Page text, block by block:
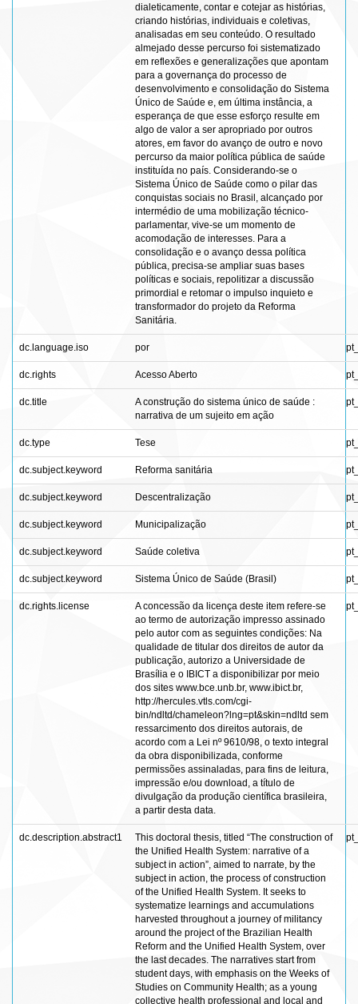
dialeticamente, contar e cotejar as histórias,
criando histórias, individuais e coletivas,
analisadas em seu conteúdo. O resultado
almejado desse percurso foi sistematizado
em reflexões e generalizações que apontam
para a governança do processo de
desenvolvimento e consolidação do Sistema
Único de Saúde e, em última instância, a
esperança de que esse esforço resulte em
algo de valor a ser apropriado por outros
atores, em favor do avanço de outro e novo
percurso da maior política pública de saúde
instituída no país. Considerando-se o
Sistema Único de Saúde como o pilar das
conquistas sociais no Brasil, alcançado por
intermédio de uma mobilização técnico-
parlamentar, vive-se um momento de
acomodação de interesses. Para a
consolidação e o avanço dessa política
pública, precisa-se ampliar suas bases
políticas e sociais, repolitizar a discussão
primordial e retomar o impulso inquieto e
transformador do projeto da Reforma
Sanitária.
dc.language.iso por
dc.rights Acesso Aberto
dc.title
A construção do sistema único de saúde :
narrativa de um sujeito em ação
dc.type Tese
dc.subject.keyword Reforma sanitária
dc.subject.keyword Descentralização
dc.subject.keyword Municipalização
dc.subject.keyword Saúde coletiva
dc.subject.keyword Sistema Único de Saúde (Brasil)
dc.rights.license
A concessão da licença deste item refere-se
ao termo de autorização impresso assinado
pelo autor com as seguintes condições: Na
qualidade de titular dos direitos de autor da
publicação, autorizo a Universidade de
Brasília e o IBICT a disponibilizar por meio
dos sites www.bce.unb.br, www.ibict.br,
http://hercules.vtls.com/cgi-
bin/ndltd/chameleon?lng=pt&skin=ndltd sem
ressarcimento dos direitos autorais, de
acordo com a Lei nº 9610/98, o texto integral
da obra disponibilizada, conforme
permissões assinaladas, para fins de leitura,
impressão e/ou download, a título de
divulgação da produção científica brasileira,
a partir desta data.
dc.description.abstract1
This doctoral thesis, titled “The construction of
the Unified Health System: narrative of a
subject in action”, aimed to narrate, by the
subject in action, the process of construction
of the Unified Health System. It seeks to
systematize learnings and accumulations
harvested throughout a journey of militancy
around the project of the Brazilian Health
Reform and the Unified Health System, over
the last decades. The narratives start from
student days, with emphasis on the Weeks of
Studies on Community Health; as a young
collective health professional and local and